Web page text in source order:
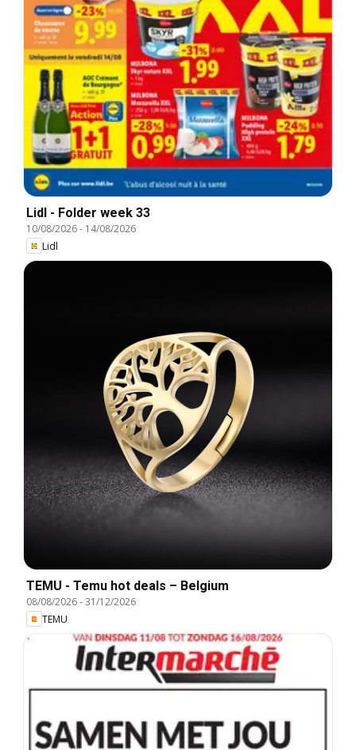
Lidl - Folder week 33
10/08/2026- 14/08/2026
Lidl
TEMU - Temu hot deals – Belgium
08/08/2026-31/12/2026
TEMU